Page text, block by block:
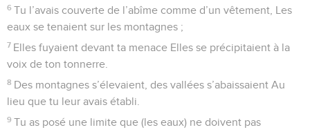
6 Tu l’avais couverte de l’abîme comme d’un vêtement, Les
eaux se tenaient sur les montagnes ;
7 Elles fuyaient devant ta menace Elles se précipitaient à la
voix de ton tonnerre.
8 Des montagnes s’élevaient, des vallées s’abaissaient Au
lieu que tu leur avais établi.
9 Tu as posé une limite que (les eaux) ne doivent pas